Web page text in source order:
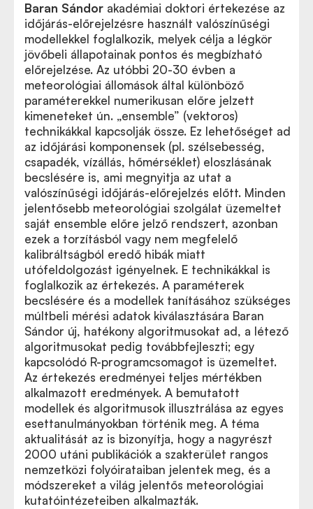
Baran Sándor akadémiai doktori értekezése az
időjárás-előrejelzésre használt valószínűségi
modellekkel foglalkozik, melyek célja a légkör
jövőbeli állapotainak pontos és megbízható
előrejelzése. Az utóbbi 20-30 évben a
meteorológiai állomások által különböző
paraméterekkel numerikusan előre jelzett
kimeneteket ún. „ensemble” (vektoros)
technikákkal kapcsolják össze. Ez lehetőséget ad
az időjárási komponensek (pl. szélsebesség,
csapadék, vízállás, hőmérséklet) eloszlásának
becslésére is, ami megnyitja az utat a
valószínűségi időjárás-előrejelzés előtt. Minden
jelentősebb meteorológiai szolgálat üzemeltet
saját ensemble előre jelző rendszert, azonban
ezek a torzításból vagy nem megfelelő
kalibráltságból eredő hibák miatt
utófeldolgozást igényelnek. E technikákkal is
foglalkozik az értekezés. A paraméterek
becslésére és a modellek tanításához szükséges
múltbeli mérési adatok kiválasztására Baran
Sándor új, hatékony algoritmusokat ad, a létező
algoritmusokat pedig továbbfejleszti; egy
kapcsolódó R-programcsomagot is üzemeltet.
Az értekezés eredményei teljes mértékben
alkalmazott eredmények. A bemutatott
modellek és algoritmusok illusztrálása az egyes
esettanulmányokban történik meg. A téma
aktualitását az is bizonyítja, hogy a nagyrészt
2000 utáni publikációk a szakterület rangos
nemzetközi folyóirataiban jelentek meg, és a
módszereket a világ jelentős meteorológiai
kutatóintézeteiben alkalmazták.